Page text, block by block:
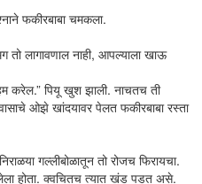
फकीरबाबा चमकला.
तो लागावणाल नाही, आपल्याला खाऊ
करेल.” पियू खुश झाली. नाचतच ती
ओझे खांदयावर पेलत फकीरबाबा रस्ता
गल्लीबोळातून तो रोजच फिरायचा.
होता. क्वचितच त्यात खंड पडत असे.